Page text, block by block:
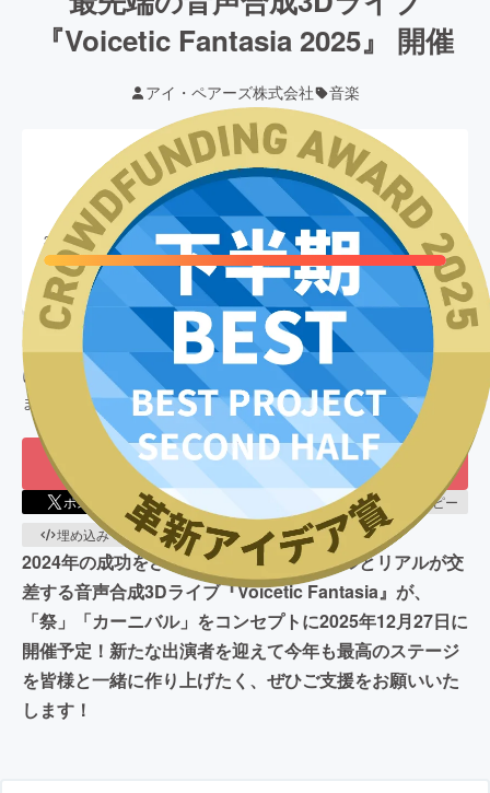
『Voicetic Fantasia 2025』 開催
アイ・ペアーズ株式会社 音楽
現在の支援総額
22,249,644円
222%達成 終了
目標金額10,000,000 846 人
このプロジェクトは、 2025/08/01に募集を開始し、 846
人の支援
により
22,249,644円の資金を集め、 2025/08/31
に募集を終了し
ました
もう一度プロジェクトをやってほしい 126
ポスト シェア LINEで送る
URLコピー
埋め込み
QRコード
2024年の成功をさらに超えて！バーチャルとリアルが交
差する音声合成3Dライブ『Voicetic Fantasia』が、
「祭」「カーニバル」をコンセプトに2025年12月27日に
開催予定！新たな出演者を迎えて今年も最高のステージ
を皆様と一緒に作り上げたく、ぜひご支援をお願いいた
します！